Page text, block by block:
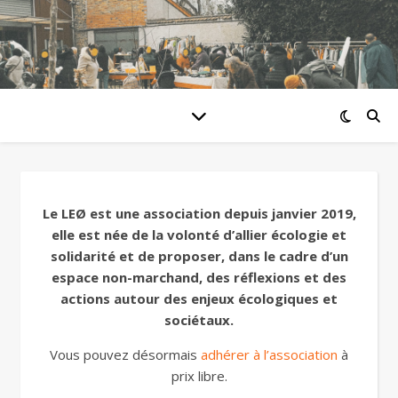
Le LEØ est une association depuis janvier 2019,
elle est née de la volonté d’allier écologie et
solidarité et de proposer, dans le cadre d’un
espace non-marchand, des réflexions et des
actions autour des enjeux écologiques et
sociétaux.
Vous pouvez désormais adhérer à l’association à
prix libre.